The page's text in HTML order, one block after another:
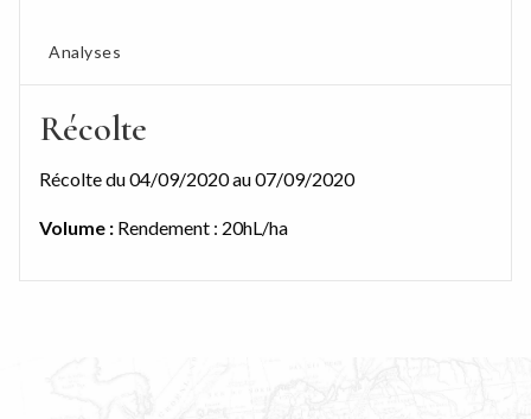
Analyses
Récolte
Récolte du 04/09/2020 au 07/09/2020
Volume : Rendement : 20hL/ha